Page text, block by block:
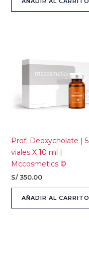
Prof. Deoxycholate | 5
viales X 10 ml |
Mccosmetics ©
S/350.00
AÑADIR AL CARRITO